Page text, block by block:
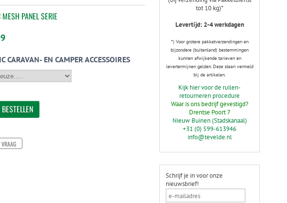
PANEL SERIE
CARAVAN- EN CAMPER ACCESSOIRES
tot 10 kg)*
Levertijd: 2-4 werkdagen
*) Voor grotere pakketverzendingen en
bijzondere (buitenland) bestemmingen
kunnen afwijkende tarieven en
levertermijnen gelden. Deze staan vermeld
bij de artikelen.
Kijk hier voor de ruilen-
retourneren procedure
Waar is ons bedrijf gevestigd?
Drentse Poort 7
Nieuw Buinen (Stadskanaal)
+31 (0) 599-613946
info@tevelde.nl
Schrijf je in voor onze
nieuwsbrief!